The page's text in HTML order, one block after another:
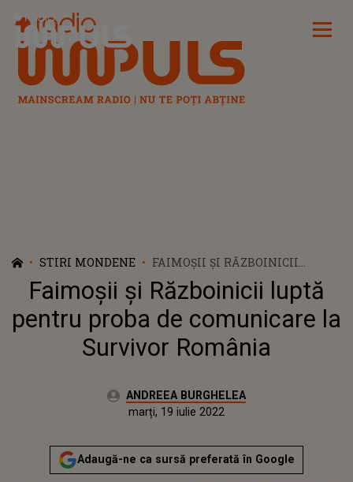
Radio Impuls
STIRI MONDENE
FAIMOŞII ŞI RĂZBOINICII
LUPTĂ PENTRU PROBA DE
COMUNICARE LA SURVIVOR
ROMÂNIA
Faimoşii şi Războinicii luptă
pentru proba de comunicare la
Survivor România
Autor:ANDREEA BURGHELEA
duminică, 24 ianuarie 2021Actualizat:
marți, 19 iulie 2022
Adaugă-ne ca sursă preferată în Google